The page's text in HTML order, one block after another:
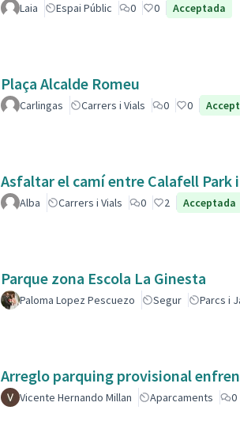
Laia Espai Públic 0 0 Acceptada
Plaça Alcalde Romeu
Carlingas Carrers i Vials 0 0
Asfaltar el camí entre Calafell Park
Alba Carrers i Vials 0 2 Acceptada
Parque zona Escola La Ginesta
Paloma Lopez Pescuezo Segur Parcs i
Arreglo parquing provisional
Vicente Hernando Millan Aparcaments 0